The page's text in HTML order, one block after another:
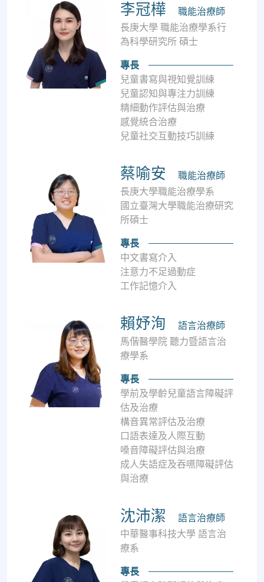
李冠樺
職能治療師
長庚大學 職能治療學系行
為科學研究所 碩士
專長
兒童書寫與視知覺訓練
兒童認知與專注力訓練
精細動作評估與治療
感覺統合治療
兒童社交互動技巧訓練
蔡喻安
職能治療師
長庚大學職能治療學系
國立臺灣大學職能治療研究
所碩士
專長
中文書寫介入
注意力不足過動症
工作記憶介入
賴妤洵
語言治療師
馬偕醫學院 聽力暨語言治
療學系
專長
學前及學齡兒童語言障礙評
估及治療
構音異常評估及治療
口語表達及人際互動
嗓音障礙評估與治療
成人失語症及吞嚥障礙評估
與治療
沈沛潔
語言治療師
中華醫事科技大學 語言治
療系
專長